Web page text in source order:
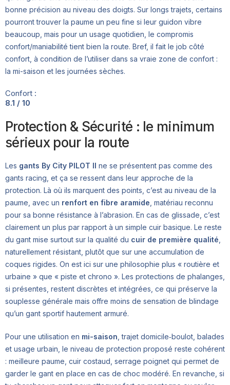
bonne précision au niveau des doigts. Sur longs trajets, certains
pourront trouver la paume un peu fine si leur guidon vibre
beaucoup, mais pour un usage quotidien, le compromis
confort/maniabilité tient bien la route. Bref, il fait le job côté
confort, à condition de l’utiliser dans sa vraie zone de confort :
la mi-saison et les journées sèches.
Confort :
8.1 / 10
Protection & Sécurité : le minimum
sérieux pour la route
Les gants By City PILOT II ne se présentent pas comme des
gants racing, et ça se ressent dans leur approche de la
protection. Là où ils marquent des points, c’est au niveau de la
paume, avec un renfort en fibre aramide , matériau reconnu
pour sa bonne résistance à l’abrasion. En cas de glissade, c’est
clairement un plus par rapport à un simple cuir basique. Le reste
du gant mise surtout sur la qualité du cuir de première qualité
naturellement résistant, plutôt que sur une accumulation de
coques rigides. On est ici sur une philosophie plus « routière et
urbaine » que « piste et chrono ». Les protections de phalanges,
si présentes, restent discrètes et intégrées, ce qui préserve la
souplesse générale mais offre moins de sensation de blindage
qu’un gant sportif hautement armuré.
Pour une utilisation en mi-saison , trajet domicile‑boulot, balades
et usage urbain, le niveau de protection proposé reste cohérent
: meilleure paume, cuir costaud, serrage poignet qui permet de
garder le gant en place en cas de choc modéré. En revanche, si